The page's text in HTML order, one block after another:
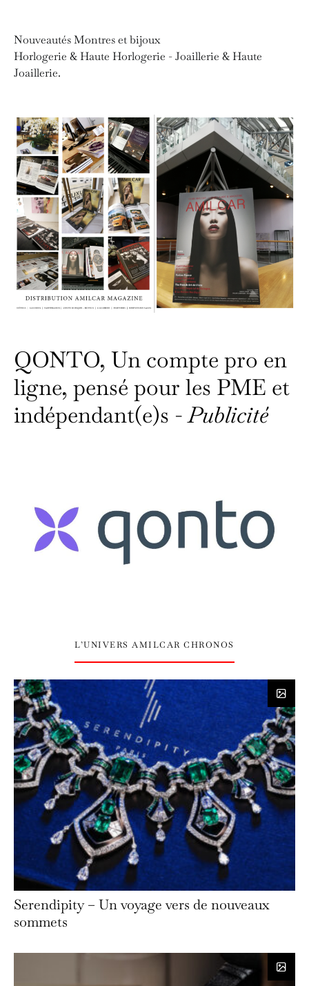
Nouveautés Montres et bijoux
Horlogerie & Haute Horlogerie - Joaillerie & Haute
Joaillerie.
QONTO, Un compte pro en
ligne, pensé pour les PME et
indépendant(e)s -Publicité
L’UNIVERS AMILCAR CHRONOS
Serendipity – Un voyage vers de nouveaux
sommets